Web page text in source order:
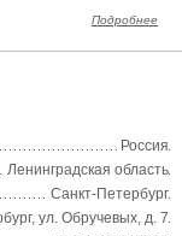
Подробнее
Россия
Ленинградская область
Санкт-Петербург
ул. Обручевых, д. 7